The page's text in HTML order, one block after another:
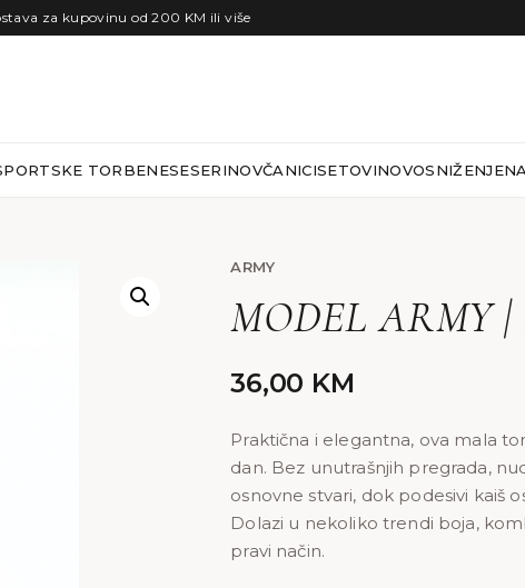
za kupovinu od 200 KM ili više
TORBENESESERINOVČANICISETOVINOVOSNIŽENJE
ARMY
MODEL ARMY |
36,00 KM
Praktična i elegantna, ova mala
dan. Bez unutrašnjih pregrada,
osnovne stvari, dok podesivi kaiš
Dolazi u nekoliko trendi boja,
pravi način.